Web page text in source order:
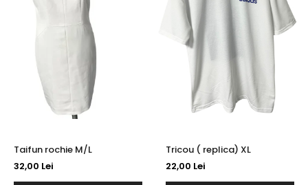
Taifun rochie M/L
32,00 Lei
Tricou ( replica) XL
22,00 Lei